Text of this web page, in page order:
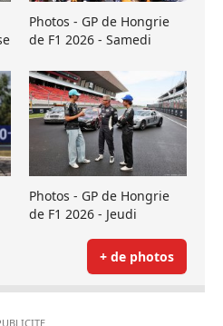
Photos - GP de Hongrie
de F1 2026 - Samedi
Photos - GP de Hongrie
de F1 2026 - Jeudi
+ de photos